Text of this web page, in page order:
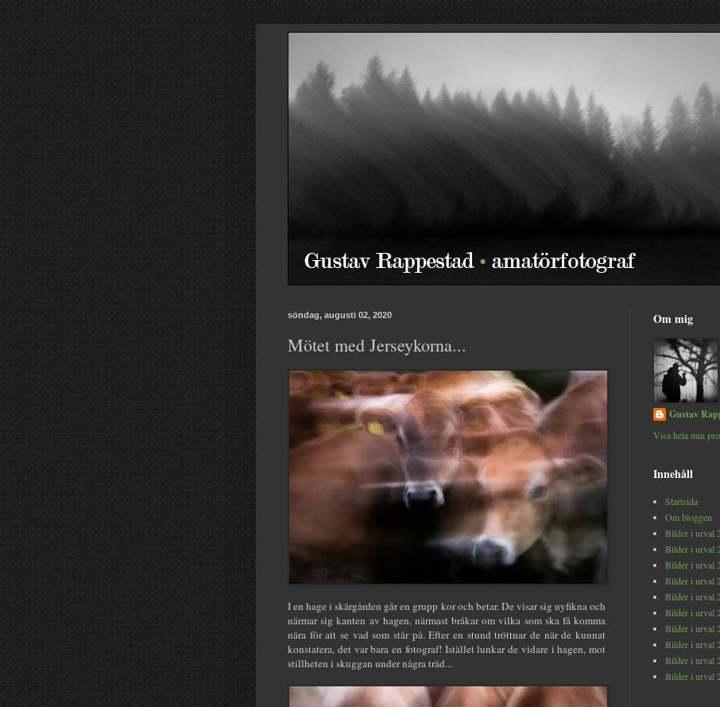
söndag, augusti 02, 2020
Mötet med Jerseykorna...
I en hage i skärgården går en grupp kor och betar. De visar sig nyfikna och
närmar sig kanten av hagen, närmast bråkar om vilka som ska få komma
nära för att se vad som står på. Efter en stund tröttnar de när de kunnat
konstatera, det var bara en fotograf! Istället lunkar de vidare i hagen, mot
stillheten i skuggan under några träd...
Om mig
Gustav
Visa hela min
Innehåll
Startsida
Om bloggen
Bilder i urval
Bilder i urval
Bilder i urval
Bilder i urval
Bilder i urval
Bilder i urval
Bilder i urval
Bilder i urval
Bilder i urval
Bilder i urval